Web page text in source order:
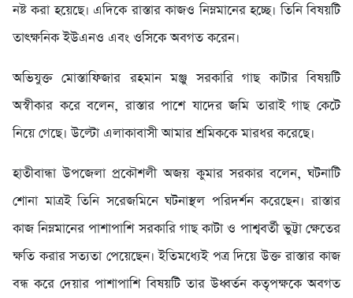
নষ্ট করা হয়েছে। এদিকে রাস্তার কাজও নিম্নমানের হচ্ছে। তিনি বিষয়টি
তাৎক্ষনিক ইউএনও এবং ওসিকে অবগত করেন।
অভিযুক্ত মোস্তাফিজার রহমান মঞ্জু সরকারি গাছ কাটার বিষয়টি
অস্বীকার করে বলেন, রাস্তার পাশে যাদের জমি তারাই গাছ কেটে
নিয়ে গেছে। উল্টো এলাকাবাসী আমার শ্রমিককে মারধর করেছে।
হাতীবান্ধা উপজেলা প্রকৌশলী অজয় কুমার সরকার বলেন, ঘটনাটি
শোনা মাত্রই তিনি সরেজমিনে ঘটনাস্থল পরিদর্শন করেছেন। রাস্তার
কাজ নিম্নমানের পাশাপাশি সরকারি গাছ কাটা ও পাশ্ববর্তী ভুট্টা ক্ষেতের
ক্ষতি করার সত্যতা পেয়েছেন। ইতিমধ্যেই পত্র দিয়ে উক্ত রাস্তার কাজ
বন্ধ করে দেয়ার পাশাপাশি বিষয়টি তার উধ্বর্তন কতৃপক্ষকে অবগত